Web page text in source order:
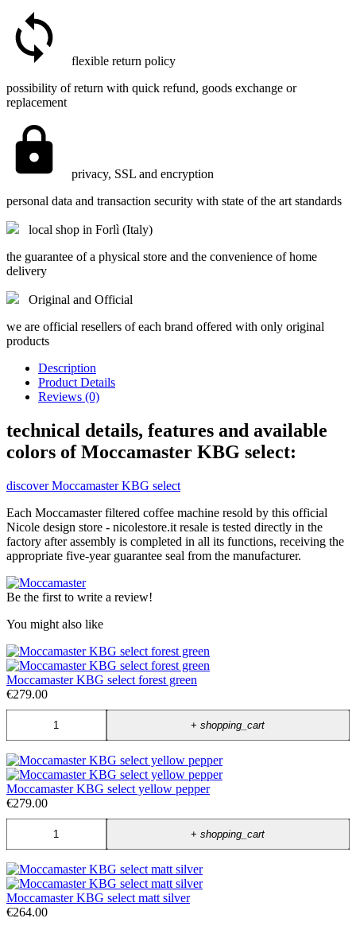
flexible return policy
possibility of return with quick refund, goods exchange or
replacement
privacy, SSL and encryption
personal data and transaction security with state of the art standards
local shop in Forlì (Italy)
the guarantee of a physical store and the convenience of home
delivery
Original and Official
we are official resellers of each brand offered with only original
products
Description
Product Details
Reviews (0)
technical details, features and available
colors of Moccamaster KBG select:
discover Moccamaster KBG select
Each Moccamaster filtered coffee machine resold by this official
Nicole design store - nicolestore.it resale is tested directly in the
factory after assembly is completed in all its functions, receiving the
appropriate five-year guarantee seal from the manufacturer.
Be the first to write a review!
You might also like
Moccamaster KBG select forest green
€279.00
+shopping_cart
Moccamaster KBG select yellow pepper
€279.00
+shopping_cart
Moccamaster KBG select matt silver
€264.00